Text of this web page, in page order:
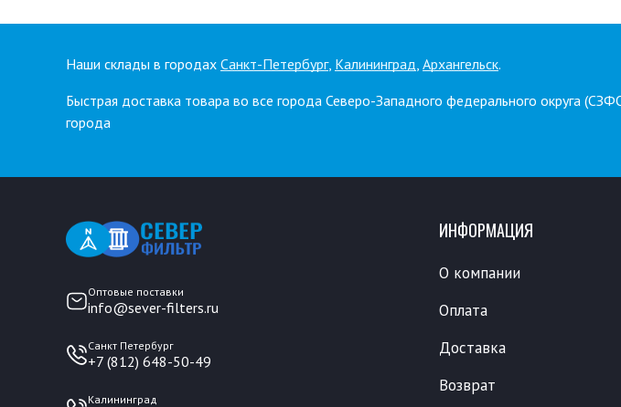
Наши склады в городах Санкт-Петербург, Калининград, Архангельск.
Быстрая доставка товара во все города Северо-Западного федерального округа
города
Оптовые поставки
info@sever-filters.ru
Санкт Петербург
+7 (812) 648-50-49
Калининград
ИНФОРМАЦИЯ
О компании
Оплата
Доставка
Возврат